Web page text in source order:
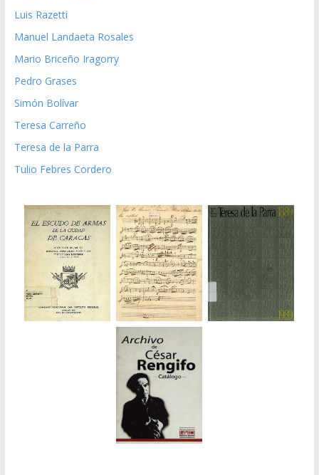
Luis Razetti
Manuel Landaeta Rosales
Mario Briceño Iragorry
Pedro Grases
Simón Bolívar
Teresa Carreño
Teresa de la Parra
Tulio Febres Cordero